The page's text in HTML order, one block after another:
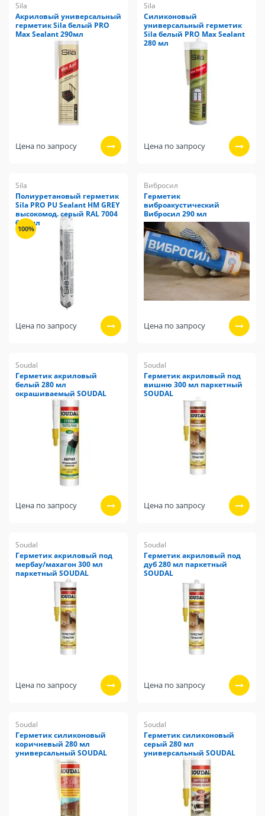
Sila
Акриловый универсальный
герметик Sila белый PRO
Max Sealant 290мл
Цена по запросу
Sila
Силиконовый
универсальный герметик
Sila белый PRO Max Sealant
280 мл
Цена по запросу
Sila
Полиуретановый герметик
Sila PRO PU Sealant HM GREY
высокомод. серый RAL 7004
600 мл
100%
Цена по запросу
Вибросил
Герметик
виброакустический
Вибросил 290 мл
Цена по запросу
Soudal
Герметик акриловый
белый 280 мл
окрашиваемый SOUDAL
Цена по запросу
Soudal
Герметик акриловый под
вишню 300 мл паркетный
SOUDAL
Цена по запросу
Soudal
Герметик акриловый под
мербау/махагон 300 мл
паркетный SOUDAL
Цена по запросу
Soudal
Герметик акриловый под
дуб 280 мл паркетный
SOUDAL
Цена по запросу
Soudal
Герметик силиконовый
коричневый 280 мл
универсальный SOUDAL
Soudal
Герметик силиконовый
серый 280 мл
универсальный SOUDAL